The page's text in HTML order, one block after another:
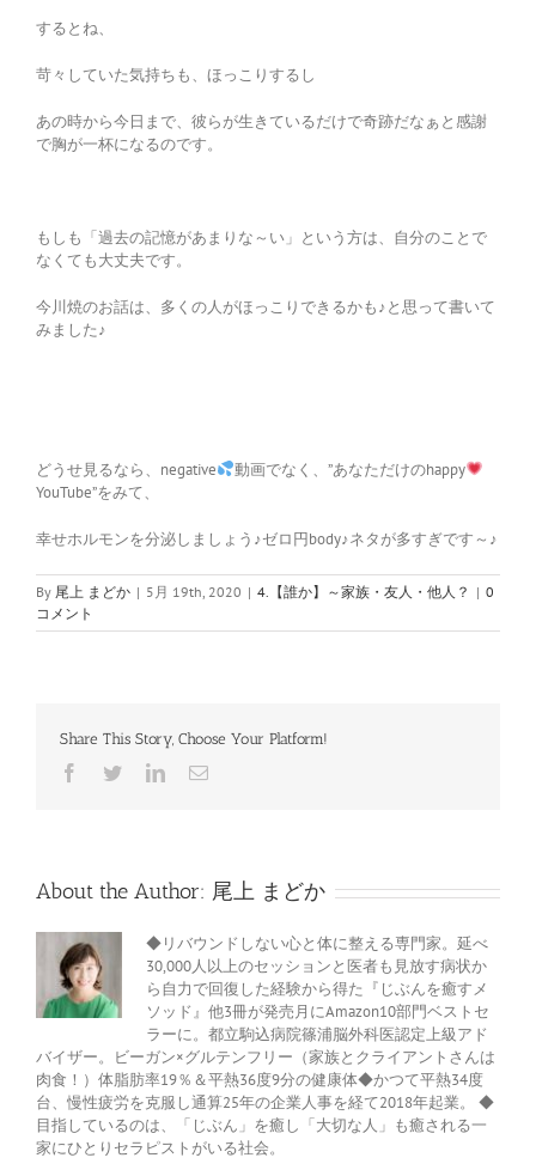
するとね、
苛々していた気持ちも、ほっこりするし
あの時から今日まで、彼らが生きているだけで奇跡だなぁと感謝
で胸が一杯になるのです。
もしも「過去の記憶があまりな～い」という方は、自分のことで
なくても大丈夫です。
今川焼のお話は、多くの人がほっこりできるかも♪と思って書いて
みました♪
どうせ見るなら、negative
動画でなく、”あなただけのhappy
YouTube”をみて、
幸せホルモンを分泌しましょう♪ゼロ円body♪ネタが多すぎです～♪
By 尾上 まどか | 5月 19th, 2020 | 4.【誰か】～家族・友人・他人？ | 0
コメント
Share This Story, Choose Your Platform!
Facebook
TwitterLinkedIn
電
About the Author: 尾上 まどか
◆リバウンドしない心と体に整える専門家。延べ
30,000人以上のセッションと医者も見放す病状か
ら自力で回復した経験から得た『じぶんを癒すメ
ソッド』他3冊が発売月にAmazon10部門ベストセ
ラーに。都立駒込病院篠浦脳外科医認定上級アド
バイザー。ビーガン×グルテンフリー（家族とクライアントさんは
肉食！）体脂肪率19％＆平熱36度9分の健康体◆かつて平熱34度
台、慢性疲労を克服し通算25年の企業人事を経て2018年起業。 ◆
目指しているのは、「じぶん」を癒し「大切な人」も癒される一
家にひとりセラピストがいる社会。